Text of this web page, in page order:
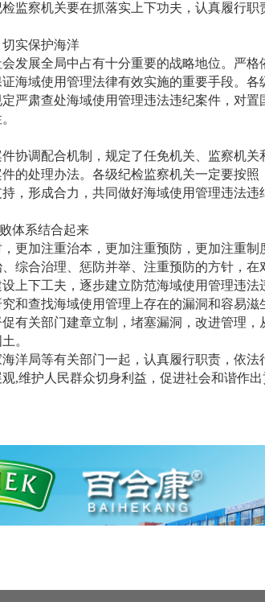
监察机关要在抓落实上下功夫，认真履行职
实保护海洋
发展全局中占有十分重要的战略地位。严格
海域使用管理法律有效实施的重要手段。各
严肃查处海域使用管理违法违纪案件，对
协调配合机制，规定了任免机关、监察机
的处理办法。各级纪检监察机关一定要按
，形成合力，共同做好海域使用管理违法违
体系结合起来
更加注重治本，更加注重预防，更加注重
综合治理、惩防并举、注重预防的方针，
上下工夫，逐步建立防范海域使用管理违法
和查找海域使用管理上存在的漏洞和容易
有关部门建章立制，堵塞漏洞，改进管理，
。
洋局等有关部门一起，认真履行职责，依法
,维护人民群众切身利益，促进社会和谐作出